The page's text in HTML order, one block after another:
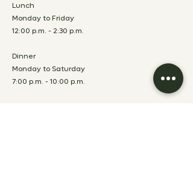
Lunch
Monday to Friday
12:00 p.m. - 2:30 p.m.
Dinner
Monday to Saturday
7:00 p.m. - 10:00 p.m.